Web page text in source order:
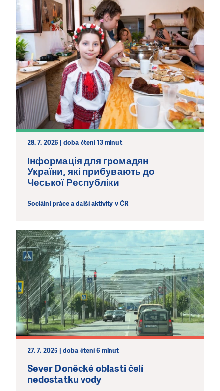
28. 7. 2026 | doba čtení 13 minut
Інформація для громадян
України, які прибувають до
Чеської Республіки
Sociální práce a další aktivity v ČR
27. 7. 2026 | doba čtení 6 minut
Sever Doněcké oblasti čelí
nedostatku vody
LÍBÍ SE VÁM, CO DĚLÁME?
PODPOŘTE NÁS!
Abychom mohli pomáhat smysluplně, neobejdeme se
bez Vaší podpory. Ať už se nám rozhodnete pomoci
jedním darem nebo se stanete pravidelným dárcem
Klubu přátel, Vaše dary nám umožní pomoci vždy tam,
kde je to nejvíce potřeba.
DAROVAT DAROVAT PRAVIDELNĚ